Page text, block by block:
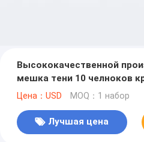
Высококачественной
мешка тени 10 челноков
машиной
Цена：USD MOQ：1 набор
Лучшая цена